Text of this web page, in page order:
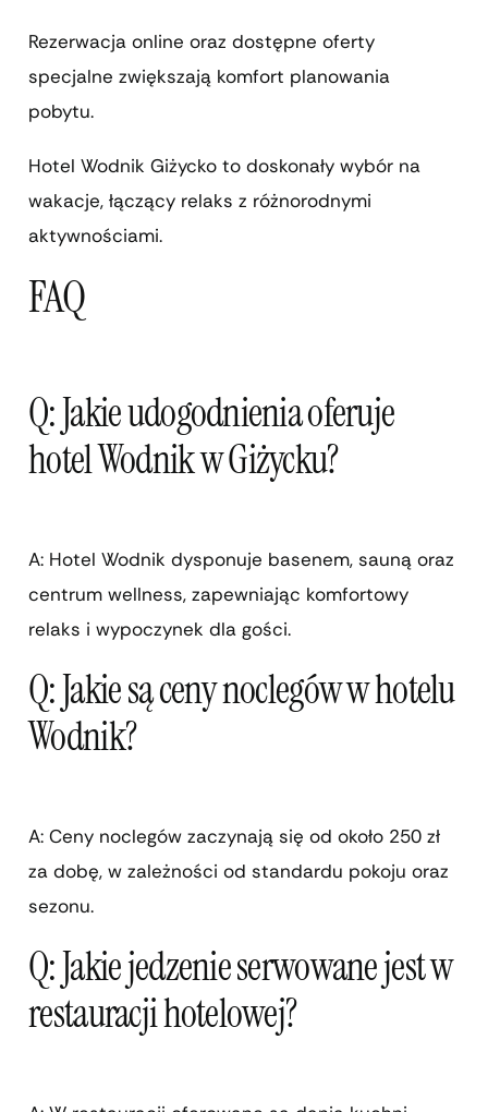
Rezerwacja online oraz dostępne oferty
specjalne zwiększają komfort planowania
pobytu.
Hotel Wodnik Giżycko to doskonały wybór na
wakacje, łączący relaks z różnorodnymi
aktywnościami.
FAQ
Q: Jakie udogodnienia oferuje
hotel Wodnik w Giżycku?
A: Hotel Wodnik dysponuje basenem, sauną oraz
centrum wellness, zapewniając komfortowy
relaks i wypoczynek dla gości.
Q: Jakie są ceny noclegów w hotelu
Wodnik?
A: Ceny noclegów zaczynają się od około 250 zł
za dobę, w zależności od standardu pokoju oraz
sezonu.
Q: Jakie jedzenie serwowane jest w
restauracji hotelowej?